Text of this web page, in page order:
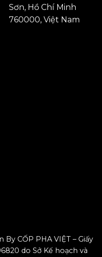
Sơn, Hồ Chí Minh
760000, Việt Nam
CỐP PHA VIỆT – Giấy
do Sở Kế hoạch và